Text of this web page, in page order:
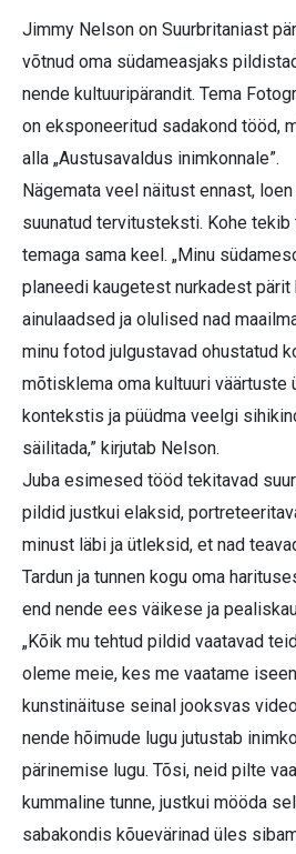
Jimmy Nelson on Suurbritaniast
võtnud oma südameasjaks
nende kultuuripärandit. Tema
on eksponeeritud sadakond tööd,
alla „Austusavaldus inimkonnale”.
Nägemata veel näitust ennast,
suunatud tervitusteksti. Kohe
temaga sama keel. „Minu
planeedi kaugetest nurkadest pärit
ainulaadsed ja olulised nad
minu fotod julgustavad ohustatud
mõtisklema oma kultuuri väärtuste
kontekstis ja püüdma veelgi
säilitada,” kirjutab Nelson.
Juba esimesed tööd tekitavad
pildid justkui elaksid,
minust läbi ja ütleksid, et nad
Tardun ja tunnen kogu oma
end nende ees väikese ja
„Kõik mu tehtud pildid vaatavad
oleme meie, kes me vaatame
kunstinäituse seinal jooksvas
nende hõimude lugu jutustab
pärinemise lugu. Tõsi, neid pilte
kummaline tunne, justkui mööda
sabakondis kõuevärinad üles